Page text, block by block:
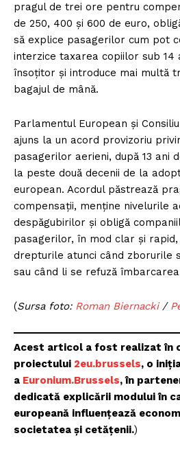
pragul de trei ore pentru
de 250, 400 și 600 de euro,
să explice pasagerilor cum pot
interzice taxarea copiilor sub 14
însoțitor și introduce mai multă
bagajul de mână.
Parlamentul European și
ajuns la un acord provizoriu
pasagerilor aerieni, după 13 ani
la peste două decenii de la
european. Acordul păstrează
compensații, menține nivelurile
despăgubirilor și obligă
pasagerilor, în mod clar și
drepturile atunci când zborurile
sau când li se refuză
(Sursa foto: Roman Biernacki/
Acest articol a fost realizat în
proiectului 2eu.brussels, o
a Euronium.Brussels, în
dedicată explicării modului în
europeană influențează
societatea și cetățenii.)